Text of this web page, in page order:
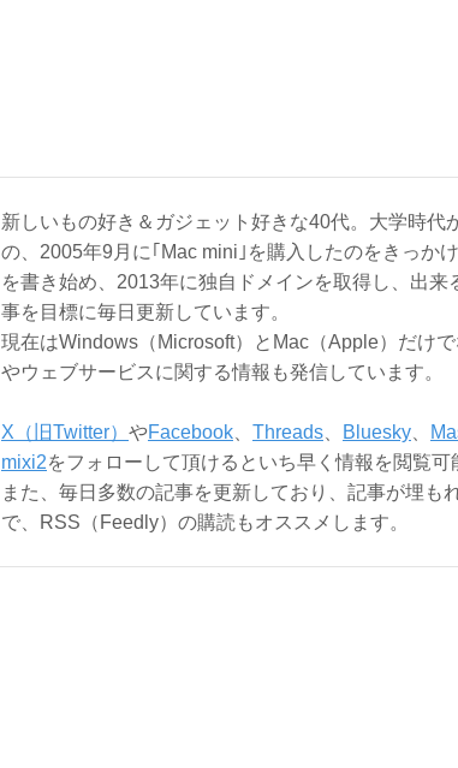
新しいもの好き＆ガジェット好きな40代。大学時代
の、2005年9月に｢Mac mini｣を購入したのをきっか
を書き始め、2013年に独自ドメインを取得し、出来
事を目標に毎日更新しています。
現在はWindows（Microsoft）とMac（Apple）だけ
やウェブサービスに関する情報も発信しています。
X（旧Twitter） やFacebook Threads Bluesky
mixi2をフォローして頂けるといち早く情報を閲覧可
また、毎日多数の記事を更新しており、記事が埋も
で、RSS（Feedly）の購読もオススメします。